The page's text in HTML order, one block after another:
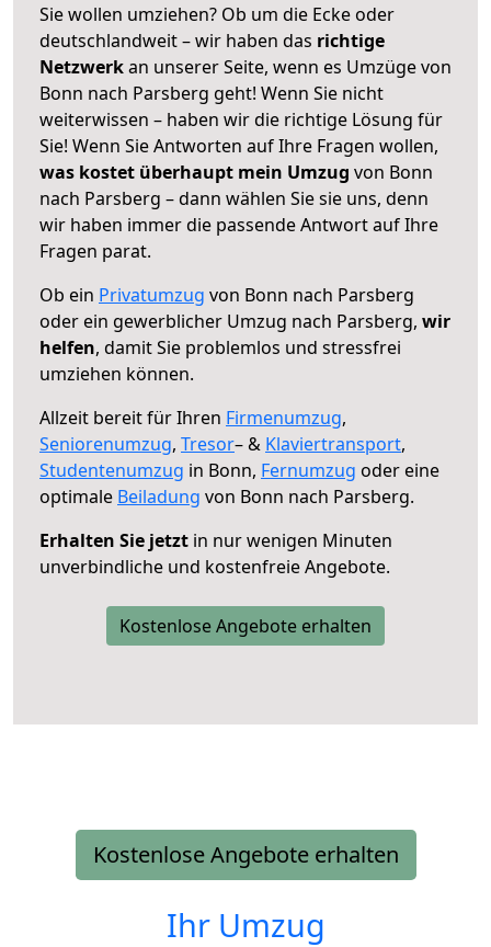
Sie wollen umziehen? Ob um die Ecke oder
deutschlandweit – wir haben das richtige
Netzwerkan unserer Seite, wenn es Umzüge von
Bonn nach Parsberg geht! Wenn Sie nicht
weiterwissen – haben wir die richtige Lösung für
Sie! Wenn Sie Antworten auf Ihre Fragen wollen,
was kostet überhaupt mein Umzug von Bonn
nach Parsberg – dann wählen Sie sie uns, denn
wir haben immer die passende Antwort auf Ihre
Fragen parat.
Ob ein Privatumzug von Bonn nach Parsberg
oder ein gewerblicher Umzug nach Parsberg, wir
helfen, damit Sie problemlos und stressfrei
umziehen können.
Allzeit bereit für Ihren Firmenumzug,
Seniorenumzug, Tresor– & Klaviertransport,
Studentenumzug in Bonn, Fernumzug oder eine
optimale Beiladung von Bonn nach Parsberg.
Erhalten Sie jetzt in nur wenigen Minuten
unverbindliche und kostenfreie Angebote.
Kostenlose Angebote erhalten
Kostenlose Angebote erhalten
Ihr Umzug